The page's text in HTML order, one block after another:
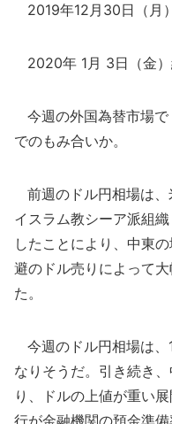
2019年12月30日（月
2020年 1月 3日（金
今週の外国為替市場で
でのもみ合いか。
前週のドル円相場は、
イスラム教シーア派組
したことにより、中東
避のドル売りによって
た。
今週のドル円相場は、
なりそうだ。引き続き
り、ドルの上値が重い
行が金融機関の預金準